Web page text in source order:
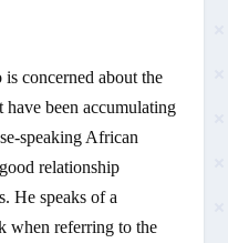
concerned about the
been accumulating
speaking African
relationship
He speaks of a
when referring to the